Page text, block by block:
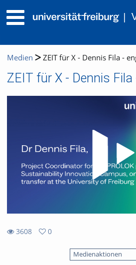
Medien ZEIT für X - Dennis Fila -
3608
0
Medienaktionen